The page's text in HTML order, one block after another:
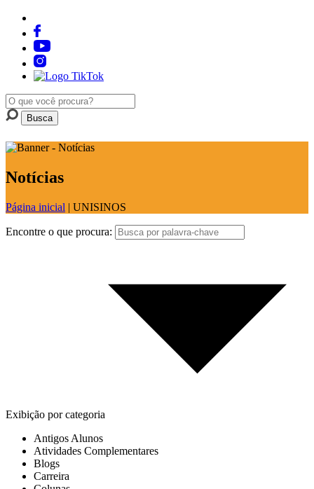
Notícias
Página inicial | UNISINOS
Encontre o que procura:
Exibição por categoria
Antigos Alunos
Atividades Complementares
Blogs
Carreira